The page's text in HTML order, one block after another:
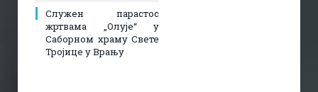
Служен парастос
жртвама „Олује“ у
Саборном храму Свете
Тројице у Врању